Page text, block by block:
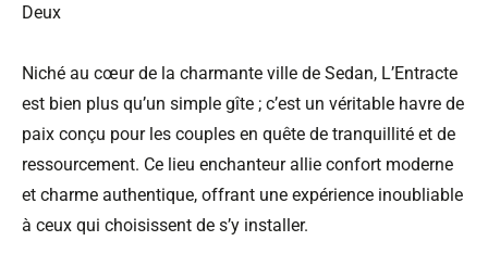
Deux
Niché au cœur de la charmante ville de Sedan, L’Entracte
est bien plus qu’un simple gîte ; c’est un véritable havre de
paix conçu pour les couples en quête de tranquillité et de
ressourcement. Ce lieu enchanteur allie confort moderne
et charme authentique, offrant une expérience inoubliable
à ceux qui choisissent de s’y installer.